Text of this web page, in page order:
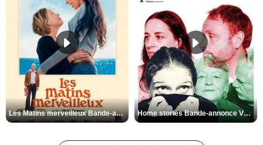
Les Matins merveilleux Bande-annonce VF Home stories Bande-annonce VO STFR